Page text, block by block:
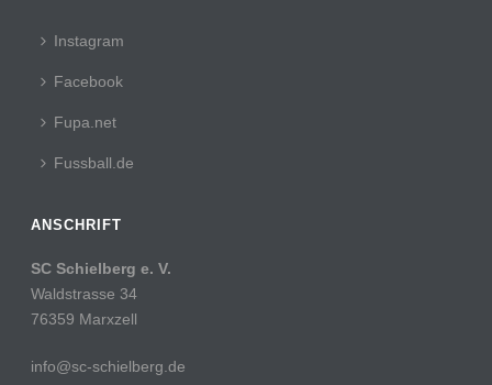
Instagram
Facebook
Fupa.net
Fussball.de
ANSCHRIFT
SC Schielberg e. V.
Waldstrasse 34
76359 Marxzell
info@sc-schielberg.de